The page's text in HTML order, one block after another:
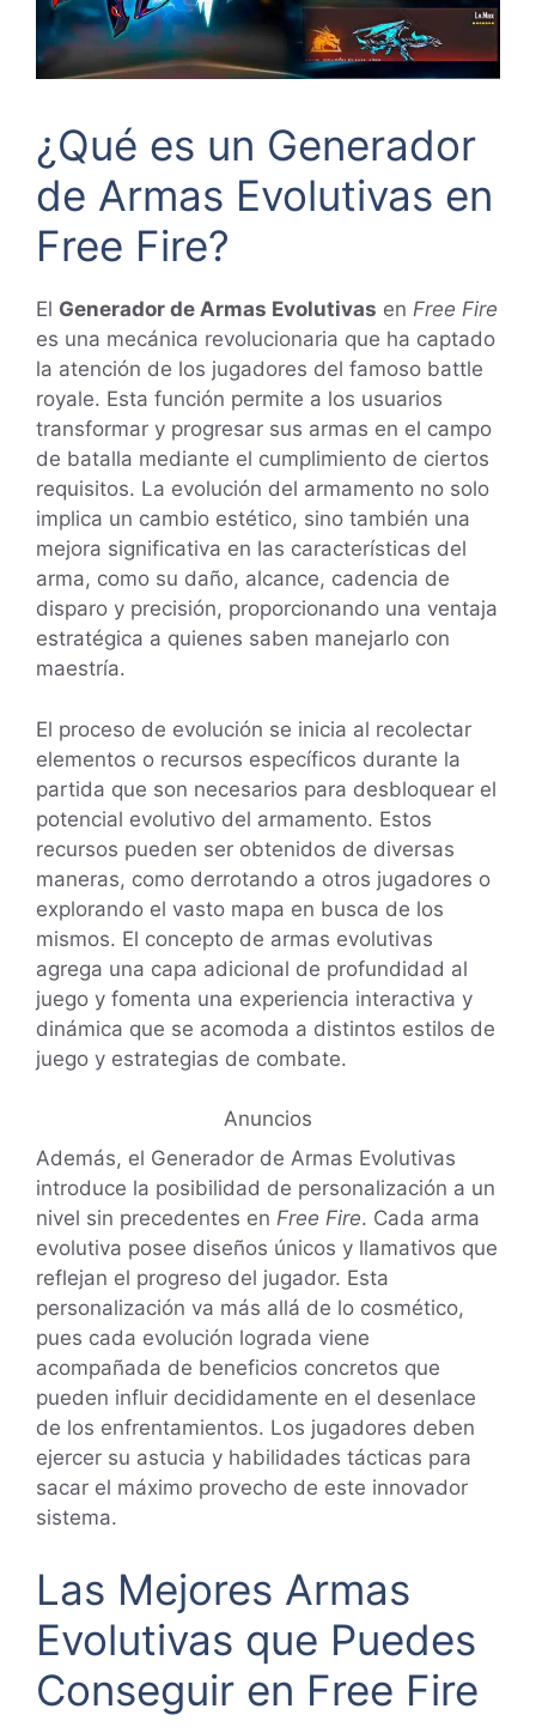
¿Qué es un Generador
de Armas Evolutivas en
Free Fire?
El Generador de Armas Evolutivas en Free Fire
es una mecánica revolucionaria que ha captado
la atención de los jugadores del famoso battle
royale. Esta función permite a los usuarios
transformar y progresar sus armas en el campo
de batalla mediante el cumplimiento de ciertos
requisitos. La evolución del armamento no solo
implica un cambio estético, sino también una
mejora significativa en las características del
arma, como su daño, alcance, cadencia de
disparo y precisión, proporcionando una ventaja
estratégica a quienes saben manejarlo con
maestría.
El proceso de evolución se inicia al recolectar
elementos o recursos específicos durante la
partida que son necesarios para desbloquear el
potencial evolutivo del armamento. Estos
recursos pueden ser obtenidos de diversas
maneras, como derrotando a otros jugadores o
explorando el vasto mapa en busca de los
mismos. El concepto de armas evolutivas
agrega una capa adicional de profundidad al
juego y fomenta una experiencia interactiva y
dinámica que se acomoda a distintos estilos de
juego y estrategias de combate.
Anuncios
Además, el Generador de Armas Evolutivas
introduce la posibilidad de personalización a un
nivel sin precedentes en Free Fire. Cada arma
evolutiva posee diseños únicos y llamativos que
reflejan el progreso del jugador. Esta
personalización va más allá de lo cosmético,
pues cada evolución lograda viene
acompañada de beneficios concretos que
pueden influir decididamente en el desenlace
de los enfrentamientos. Los jugadores deben
ejercer su astucia y habilidades tácticas para
sacar el máximo provecho de este innovador
sistema.
Las Mejores Armas
Evolutivas que Puedes
Conseguir en Free Fire